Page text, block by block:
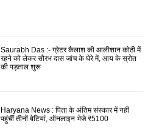
Saurabh Das :- ग्रेटर कैलाश की आलीशान कोठी में
रहने को लेकर सौरभ दास जांच के घेरे में, आय के स्रोत
की पड़ताल शुरू
Haryana News : पिता के अंतिम संस्कार में नहीं
पहुंचीं तीनों बेटियां, ऑनलाइन भेजे ₹5100